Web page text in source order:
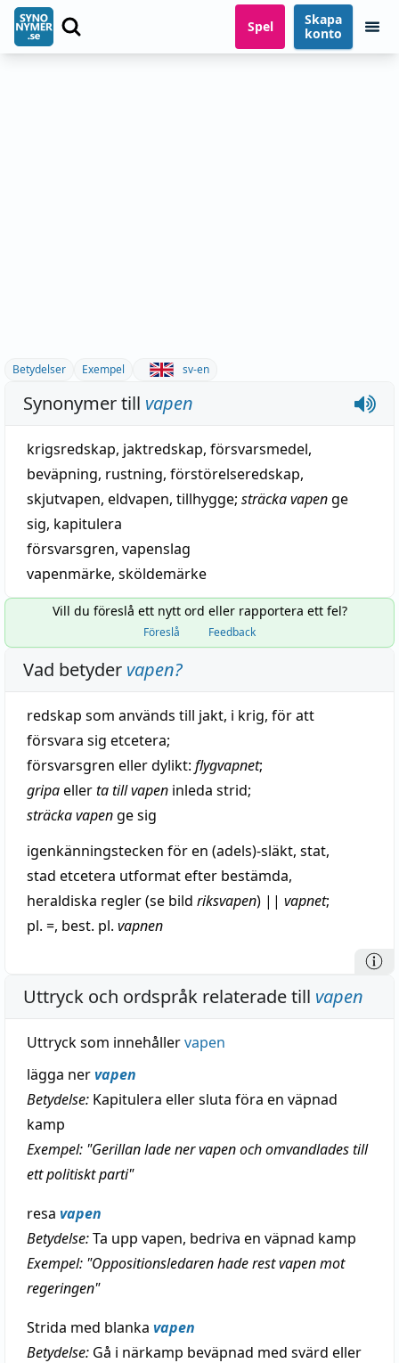
Spel
Skapa
konto
Betydelser Exempel sv-en
Synonymer till vapen
krigsredskap, jaktredskap, försvarsmedel,
beväpning, rustning, förstörelseredskap,
skjutvapen, eldvapen, tillhygge; sträcka vapenge
sig, kapitulera
försvarsgren, vapenslag
vapenmärke, sköldemärke
Vill du föreslå ett nytt ord eller rapportera ett fel?
Föreslå Feedback
Vad betyder vapen?
redskap som används till jakt, i krig, för att
försvara sig etcetera;
försvarsgren eller dylikt: flygvapnet;
gripaellerta till vapen inleda strid;
sträckavapenge sig
igenkänningstecken för en (adels)-släkt, stat,
stad etcetera utformat efter bestämda,
heraldiska regler(se bild riksvapen) || vapnet;
pl. =, best. pl. vapnen
Uttryck och ordspråk relaterade till vapen
Uttryck som innehållervapen
lägga nervapen
Betydelse: Kapitulera eller sluta föra en väpnad
kamp
Exempel: "Gerillan lade ner vapen och omvandlades till
ett politiskt parti"
resa vapen
Betydelse:Ta upp vapen, bedriva en väpnad kamp
Exempel: "Oppositionsledaren hade rest vapen mot
regeringen"
Strida med blanka vapen
Betydelse: Gå i närkamp beväpnad med svärd eller